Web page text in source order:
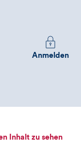
Melden
Sie
sehen
Anmelden
Inhalt zu sehen